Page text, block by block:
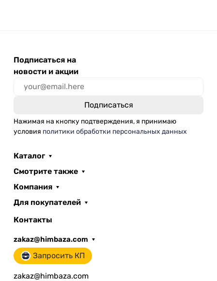
Подписаться на
новости и акции
Нажимая на кнопку подтверждения, я принимаю
условия политики обработки персональных данных
Каталог
Смотрите также
Компания
Для покупателей
Контакты
zakaz@himbaza.com
Запросить КП
zakaz@himbaza.com